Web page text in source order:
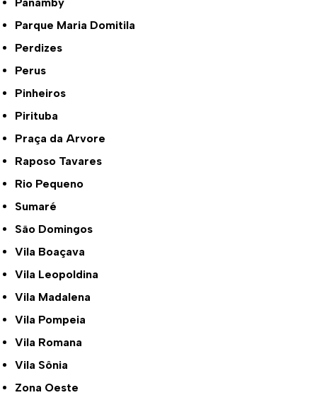
Parque Maria Domitila
Perdizes
Perus
Pinheiros
Pirituba
Praça da Arvore
Raposo Tavares
Rio Pequeno
Sumaré
São Domingos
Vila Boaçava
Vila Leopoldina
Vila Madalena
Vila Pompeia
Vila Romana
Vila Sônia
Zona Oeste